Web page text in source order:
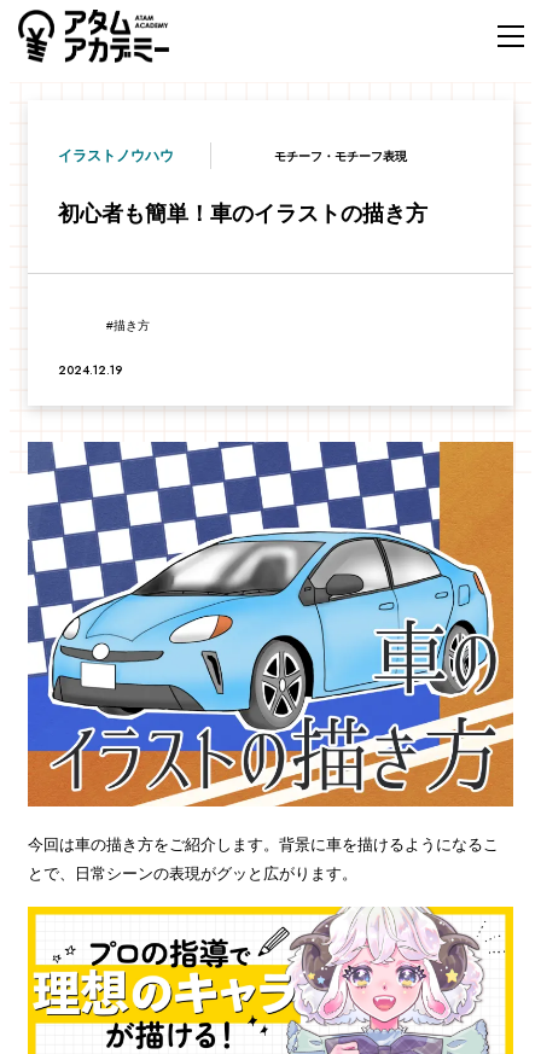
イラストノウハウ モチーフ・モチーフ表現
初心者も簡単！車のイラストの描き方
描き方
2024.12.19
今回は車の描き方をご紹介します。背景に車を描けるようになるこ
とで、日常シーンの表現がグッと広がります。